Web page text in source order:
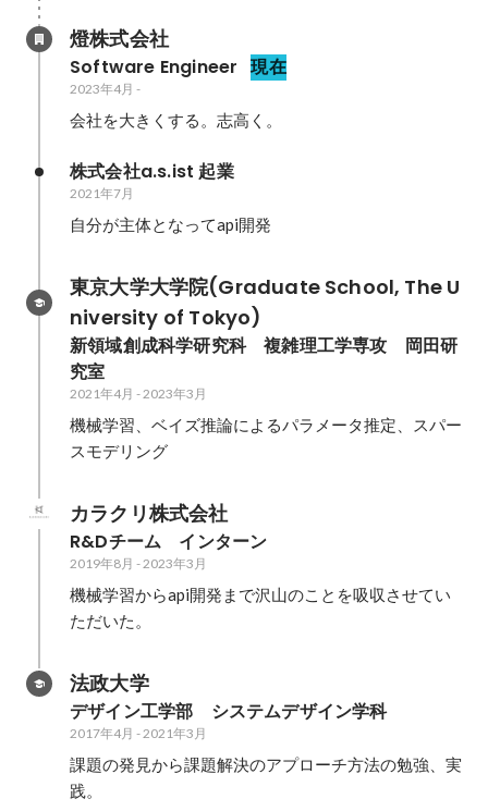
燈株式会社
Software Engineer 現在
2023年4月 -
会社を大きくする。志高く。
株式会社a.s.ist 起業
2021年7月
自分が主体となってapi開発
東京大学大学院(Graduate School, The U
niversity of Tokyo)
新領域創成科学研究科　複雑理工学専攻　岡田研
究室
2021年4月 -2023年3月
機械学習、ベイズ推論によるパラメータ推定、スパー
スモデリング
カラクリ株式会社
R&Dチーム　インターン
2019年8月 -2023年3月
機械学習からapi開発まで沢山のことを吸収させてい
ただいた。
法政大学
デザイン工学部　システムデザイン学科
2017年4月 -2021年3月
課題の発見から課題解決のアプローチ方法の勉強、実
践。